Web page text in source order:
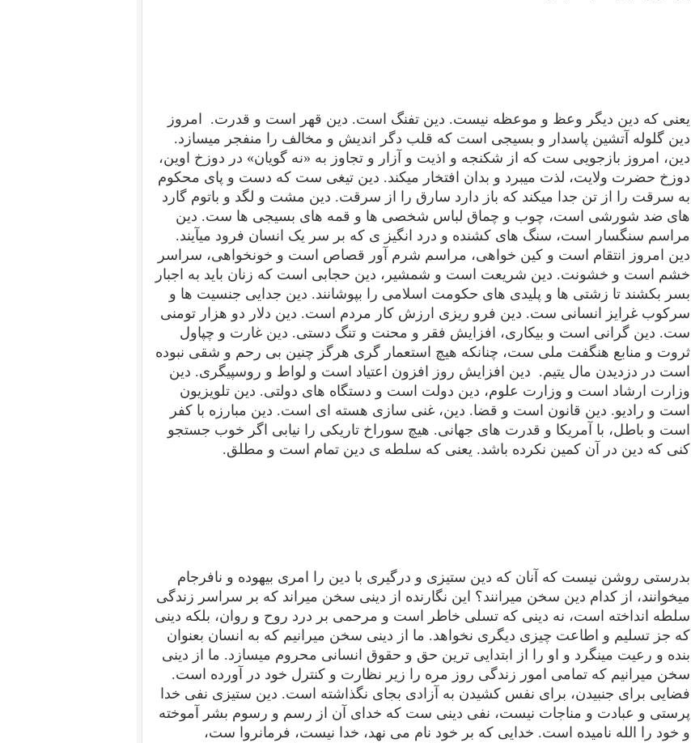
یعنی که دین دیگر وعظ و موعظه نیست. دین تفنگ است. دین قهر است و قدرت.
امروز
دین گلوله آتشین پاسدار و بسیجی است که قلب دگر اندیش و مخالف را منفجر میسازد.
دین، امروز بازجویی ست که از شکنجه و اذیت و آزار و تجاوز به «نه گویان» در دوزخ اوین،
دوزخ حضرت ولایت، لذت میبرد و بدان افتخار میکند. دین تیغی ست که دست و پای محکوم
به سرقت را از تن جدا میکند که باز دارد سارق را از سرقت. دین مشت و لگد و باتوم گارد
های ضد شورشی است، چوب و چماق لباس شخصی ها و قمه های بسیجی ها ست. دین
مراسم سنگسار است، سنگ های کشنده و درد انگیز ی که بر سر یک انسان فرود میآیند.
دین امروز انتقام است و کین خواهی، مراسم شرم آور قصاص است و خونخواهی، سراسر
خشم است و خشونت. دین شریعت است و شمشیر، دین حجابی است که زنان باید به اجبار
بسر بکشند تا زشتی ها و پلیدی های حکومت اسلامی را بپوشانند. دین جدایی جنسیت ها و
سرکوب غرایز انسانی ست. دین فرو ریزی ارزش کار مردم است. دین دلار دو هزار تومنی
ست. دین گرانی است و بیکاری، افزایش فقر و محنت و تنگ دستی. دین غارت و چپاول
ثروت و منابع هنگفت ملی ست، چنانکه هیچ استعمار گری هرگز چنین بی رحم و شقی نبوده
است در دزدیدن مال یتیم. دین افزایش روز افزون اعتیاد است و لواط و روسپیگری. دین
وزارت ارشاد است و وزارت علوم، دین دولت است و دستگاه های دولتی. دین تلویزیون
است و رادیو. دین قانون است و قضا. دین، غنی سازی هسته ای است. دین مبارزه با کفر
است و باطل، با آمریکا و قدرت های جهانی. هیچ سوراخ تاریکی را نیابی اگر خوب جستجو
کنی که دین در آن کمین نکرده باشد. یعنی که سلطه ی دین تمام است و مطلق.
بدرستی روشن نیست که آنان که دین ستیزی و درگیری با دین را امری بیهوده و نافرجام
میخوانند، از کدام دین سخن میرانند؟ این نگارنده از دینی سخن میراند که بر سراسر زندگی
سلطه انداخته است، نه دینی که تسلی خاطر است و مرحمی بر درد روح و روان، بلکه دینی
که جز تسلیم و اطاعت چیزی دیگری نخواهد. ما از دینی سخن میرانیم که به انسان بعنوان
بنده و رعیت مینگرد و او را از ابتدایی ترین حق و حقوق انسانی محروم میسازد. ما از دینی
سخن میرانیم که تمامی امور زندگی روز مره را زیر نظارت و کنترل خود در آورده است.
فضایی برای جنبیدن، برای نفس کشیدن به آزادی بجای نگذاشته است. دین ستیزی نفی خدا
پرستی و عبادت و مناجات نیست، نفی دینی ست که خدای آن از رسم و رسوم بشر آموخته
و خود را الله نامیده است. خدایی که بر خود نام می نهد، خدا نیست، فرمانروا ست،